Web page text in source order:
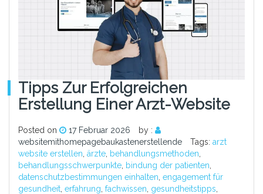
Tipps Zur Erfolgreichen
Erstellung Einer Arzt-Website
Posted on 17 Februar 2026
by :
websitemithomepagebaukastenerstellende
Tags: arzt
website erstellen ärzte behandlungsmethoden
behandlungsschwerpunkte bindung der patienten
datenschutzbestimmungen einhalten engagement für
gesundheit erfahrung fachwissen gesundheitstipps